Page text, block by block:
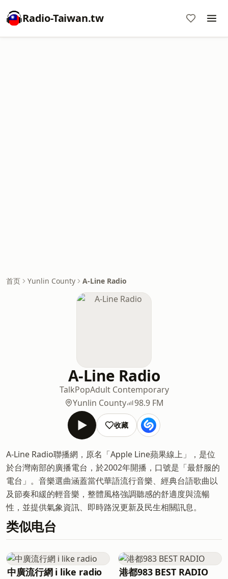
Radio-Taiwan.tw
首页 Yunlin County A-Line Radio
A-Line Radio
TalkPopAdult Contemporary
Yunlin County
98.9 FM
收藏
A-Line Radio聯播網，原名「Apple Line蘋果線上」，是位
於台灣南部的廣播電台，於2002年開播，口號是「最舒服的
電台」。音樂選曲涵蓋當代華語流行音樂、經典台語歌曲以
及節奏和緩的輕音樂，整體風格強調聽感的舒適度與流暢
性，並提供氣象資訊、即時路況更新及民生相關訊息。
类似电台
中廣流行網 i like radio 港都983 BEST RADIO